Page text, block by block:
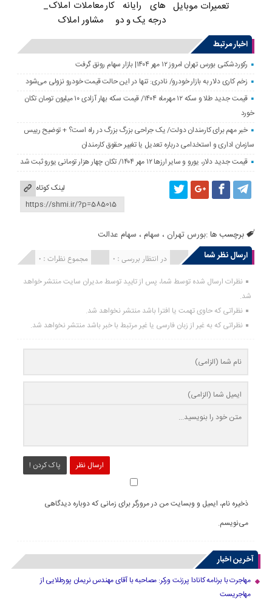
تعمیرات موبایل های رایانه کار
درجه یک و دو
معاملات املاک_
مشاور املاک
اخبار مرتبط
رکوردشکنی بورس تهران امروز ۱۲ مهر ۱۴۰۴| بازار سهام رونق گرفت
زخم کاری دلار به بازار خودرو/ نادری: تنها در این حالت قیمت خودرو نزولی می‌شود
قیمت جدید طلا و سکه ۱۲ مهرماه ۱۴۰۴/ قیمت سکه بهار آزادی ۱۰ میلیون تومان تکان
خورد
خبر مهم برای کارمندان دولت/ یک جراحی بزرگ بزرگ در راه است؟ + توضیح رییس
سازمان اداری و استخدامی درباره تعدیل یا تغییر حقوق کارمندان
قیمت جدید دلار، یورو و سایر ارزها ۱۲ مهر ۱۴۰۴/ تکان چهار هزار تومانی یورو ثبت شد
لینک کوتاه
برچسب ها :بورس تهران ، سهام ، سهام عدالت
ارسال نظر شما
مجموع نظرات : 0 در انتظار بررسی : 0 انتشار یافته : 0
نظرات ارسال شده توسط شما، پس از تایید توسط مدیران سایت منتشر خواهد
شد.
نظراتی که حاوی تهمت یا افترا باشد منتشر نخواهد شد.
نظراتی که به غیر از زبان فارسی یا غیر مرتبط با خبر باشد منتشر نخواهد شد.
ارسال نظر پاک کردن !
ذخیره نام، ایمیل و وبسایت من در مرورگر برای زمانی که دوباره دیدگاهی
می‌نویسم.
آخرین اخبار
مهاجرت با برنامه کانادا پرزنت ورکر: مصاحبه با آقای مهندس نریمان پورطلایی از
مهاجریست